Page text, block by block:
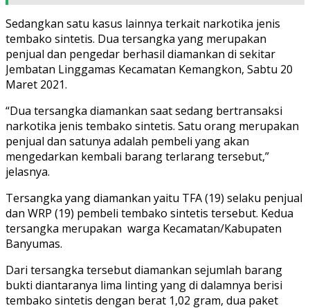
Sedangkan satu kasus lainnya terkait narkotika jenis
tembako sintetis. Dua tersangka yang merupakan
penjual dan pengedar berhasil diamankan di sekitar
Jembatan Linggamas Kecamatan Kemangkon, Sabtu 20
Maret 2021.
“Dua tersangka diamankan saat sedang bertransaksi
narkotika jenis tembako sintetis. Satu orang merupakan
penjual dan satunya adalah pembeli yang akan
mengedarkan kembali barang terlarang tersebut,”
jelasnya.
Tersangka yang diamankan yaitu TFA (19) selaku penjual
dan WRP (19) pembeli tembako sintetis tersebut. Kedua
tersangka merupakan warga Kecamatan/Kabupaten
Banyumas.
Dari tersangka tersebut diamankan sejumlah barang
bukti diantaranya lima linting yang di dalamnya berisi
tembako sintetis dengan berat 1,02 gram, dua paket